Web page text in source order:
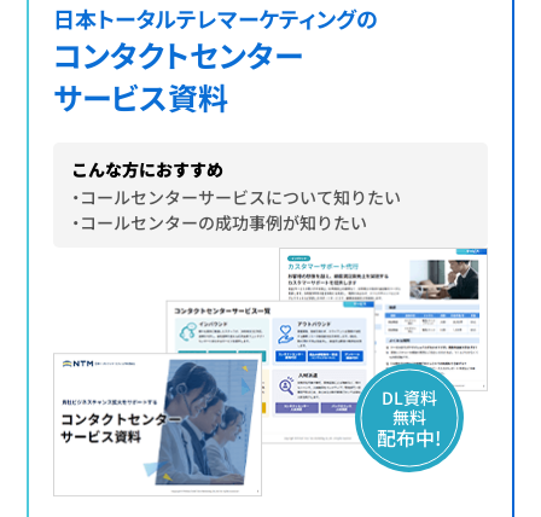
日本トータルテレマーケティングの
コンタクトセンター
サービス資料
こんな方におすすめ
・コールセンターサービスについて知りたい
・コールセンターの成功事例が知りたい
DL資料
無料
配布中!